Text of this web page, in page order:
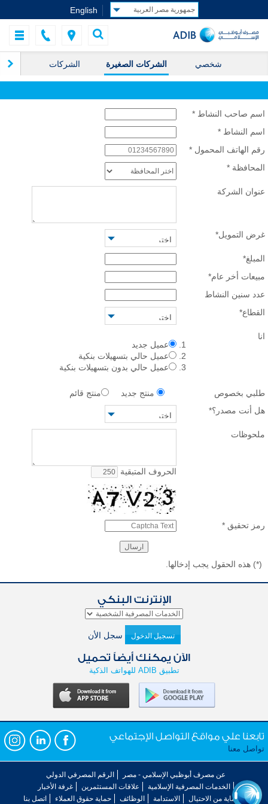
English
الشركات الشركات الصغيرة شخصي
اسم صاحب النشاط *
اسم النشاط *
رقم الهاتف المحمول *
المحافظة *
عنوان الشركة
غرض التمويل*
المبلغ*
مبيعات أخر عام*
عدد سنين النشاط
القطاع*
انا
عميل جديد
عميل حالي بتسهيلات بنكية
عميل حالي بدون بتسهيلات بنكية
طلبي بخصوص منتج جديد
منتج قائم
هل أنت مصدر؟*
ملحوظات
الحروف المتبقية
رمز تحقيق *
(*) هذه الحقول يجب إدخالها.
الإنترنت البنكي
تسجيل الدخول سجل الأن
الآن يمكنك أيضاً تحميل
تطبيق ADIB للهواتف الذكية
تابعنا علي مواقع التواصل الإجتماعي
تواصل معنا
عن مصرف أبوظبي الإسلامي - مصر
الرقم المصرفي الدولي
الخدمات المصرفية الإسلامية
علاقات المستثمرين
غرفة الأخبار
الحماية من الاحتيال
الاستدامة الوظائف حماية حقوق العملاء اتصل بنا